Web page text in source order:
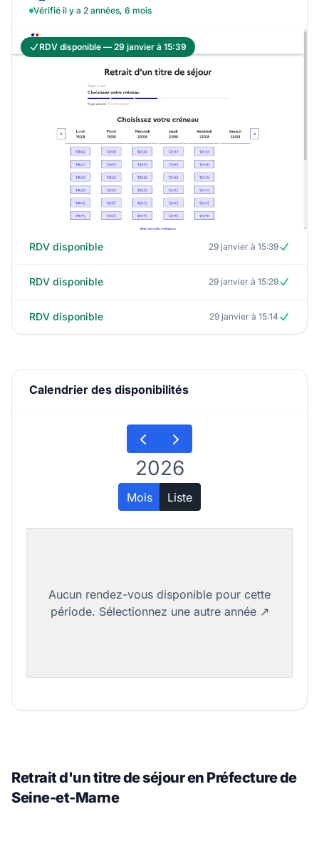
Vérifié il y a 2 années, 6 mois
RDV disponible — 29 janvier à 15:39
RDV disponible 29 janvier à 15:39
RDV disponible 29 janvier à 15:29
RDV disponible 29 janvier à 15:14
Calendrier des disponibilités
2026
Mois Liste
Retrait d'un titre de séjour en Préfecture de
Seine-et-Marne